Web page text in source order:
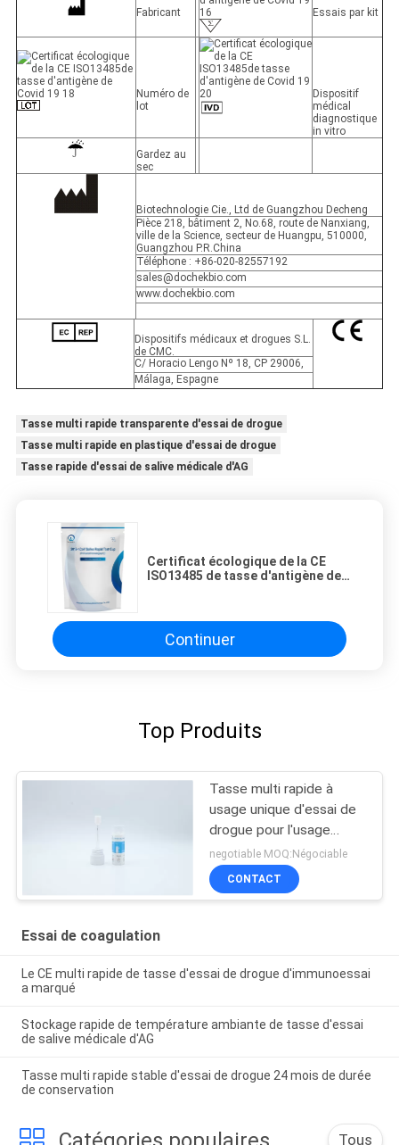
Fabricant Essais par kit
Numéro de
lot
Dispositif
médical
diagnostique
in vitro
Gardez au
sec
Biotechnologie Cie., Ltd de Guangzhou Decheng
Pièce 218, bâtiment 2, No.68, route de Nanxiang,
ville de la Science, secteur de Huangpu, 510000,
Guangzhou P.R.China
Téléphone : +86-020-82557192
sales@dochekbio.com
www.dochekbio.com
Dispositifs médicaux et drogues S.L.
de CMC.
C/ Horacio Lengo Nº 18, CP 29006,
Málaga, Espagne
Tasse multi rapide transparente d'essai de drogue
Tasse multi rapide en plastique d'essai de drogue
Tasse rapide d'essai de salive médicale d'AG
Certificat écologique de la CE
ISO13485 de tasse d'antigène de
Continuer
Top Produits
Tasse multi rapide à
usage unique d'essai de
drogue pour l'usage
médical
negotiable MOQ:Négociable
CONTACT
Essai de coagulation
Le CE multi rapide de tasse d'essai de drogue d'immunoessai
a marqué
Stockage rapide de température ambiante de tasse d'essai
de salive médicale d'AG
Tasse multi rapide stable d'essai de drogue 24 mois de durée
de conservation
Tous